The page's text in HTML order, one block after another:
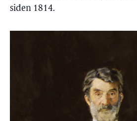
siden 1814.